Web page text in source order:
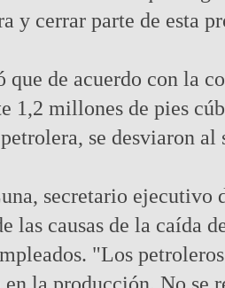
y cerrar parte de esta
que de acuerdo con la
1,2 millones de pies
se desviaron al
secretario ejecutivo
las causas de la caída
"Los